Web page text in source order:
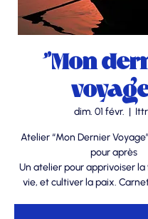
"Mon
dim. 01 févr.
  |
Atelier “Mon Dernier
pour après
Un atelier pour apprivoiser
vie, et cultiver la paix.